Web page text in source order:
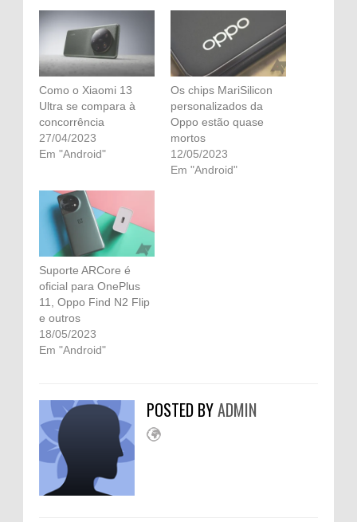
Como o Xiaomi 13
Ultra se compara à
concorrência
27/04/2023
Em "Android"
Os chips MariSilicon
personalizados da
Oppo estão quase
mortos
12/05/2023
Em "Android"
Suporte ARCore é
oficial para OnePlus
11, Oppo Find N2 Flip
e outros
18/05/2023
Em "Android"
POSTED BYADMIN